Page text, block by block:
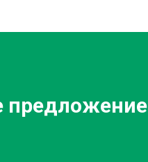
предложение